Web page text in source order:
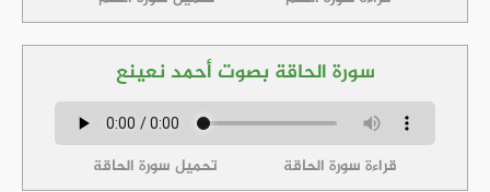
سورة الحاقة بصوت أحمد نعينع
قراءة سورة الحاقة تحميل سورة الحاقة